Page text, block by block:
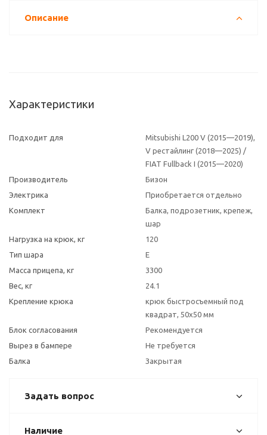
Описание
Характеристики
Подходит для
Mitsubishi L200 V (2015—2019),
V рестайлинг (2018—2025) /
FIAT Fullback I (2015—2020)
Производитель
Бизон
Электрика
Приобретается отдельно
Комплект
Балка, подрозетник, крепеж,
шар
Нагрузка на крюк, кг
120
Тип шара
E
Масса прицепа, кг
3300
Вес, кг
24.1
Крепление крюка
крюк быстросъемный под
квадрат, 50х50 мм
Блок согласования
Рекомендуется
Вырез в бампере
Не требуется
Балка
Закрытая
Задать вопрос
Наличие